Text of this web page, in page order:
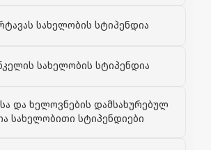
სახელობის სტიპენდია
სახელობის სტიპენდია
და ხელოვნების დამსახურებულ
სახელობითი სტიპენდიები